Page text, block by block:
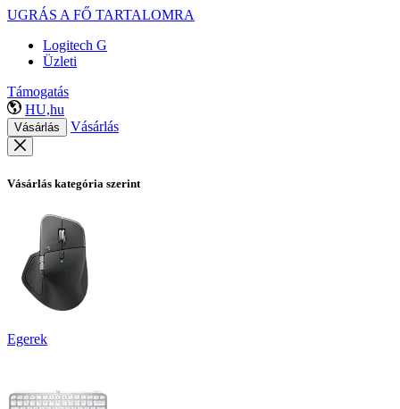
UGRÁS A FŐ TARTALOMRA
Logitech G
Üzleti
Támogatás
HU,hu
Vásárlás Vásárlás
Vásárlás kategória szerint
Egerek